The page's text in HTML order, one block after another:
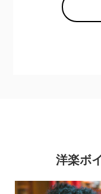
洋楽ボ